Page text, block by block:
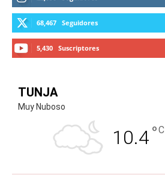
68,467 Seguidores
5,430 Suscriptores
TUNJA
Muy Nuboso
10.4°C